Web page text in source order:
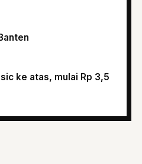
ke atas, mulai Rp 3,5